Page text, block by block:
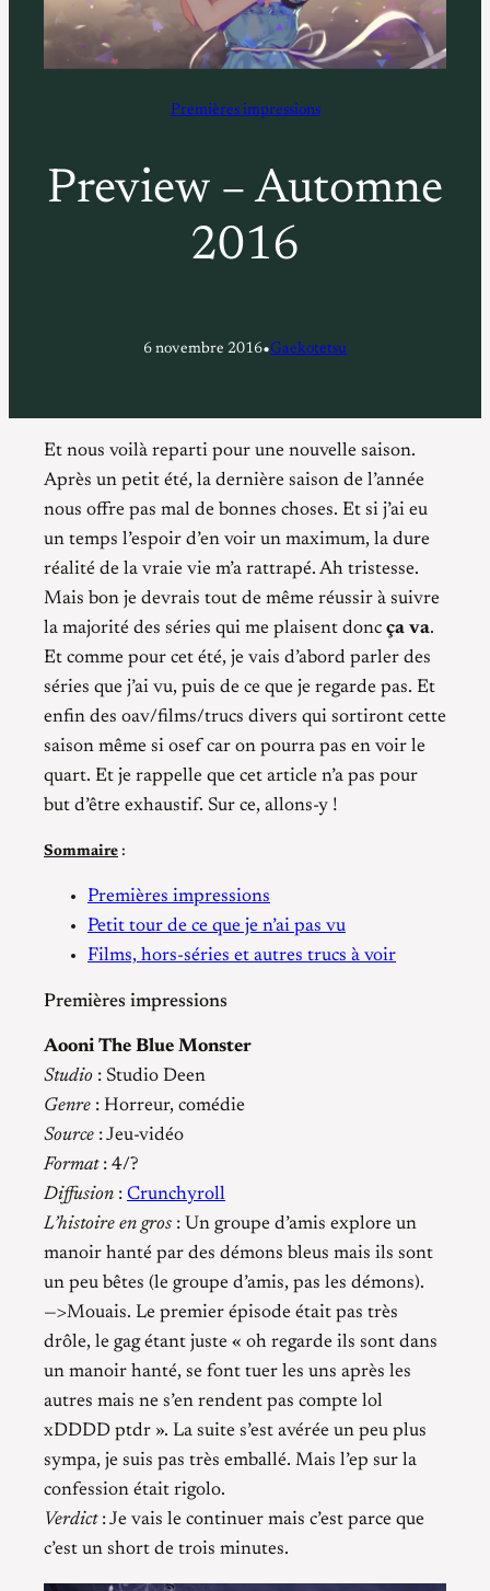
Premières impressions
Preview – Automne
2016
6 novembre 2016•Gaekotetsu
Et nous voilà reparti pour une nouvelle saison.
Après un petit été, la dernière saison de l’année
nous offre pas mal de bonnes choses. Et si j’ai eu
un temps l’espoir d’en voir un maximum, la dure
réalité de la vraie vie m’a rattrapé. Ah tristesse.
Mais bon je devrais tout de même réussir à suivre
la majorité des séries qui me plaisent donc ça va.
Et comme pour cet été, je vais d’abord parler des
séries que j’ai vu, puis de ce que je regarde pas. Et
enfin des oav/films/trucs divers qui sortiront cette
saison même si osef car on pourra pas en voir le
quart. Et je rappelle que cet article n’a pas pour
but d’être exhaustif. Sur ce, allons-y !
Sommaire :
Premières impressions
Petit tour de ce que je n’ai pas vu
Films, hors-séries et autres trucs à voir
Premières impressions
Aooni The Blue Monster
Studio : Studio Deen
Genre : Horreur, comédie
Source : Jeu-vidéo
Format: 4/?
Diffusion : Crunchyroll
L’histoire en gros : Un groupe d’amis explore un
manoir hanté par des démons bleus mais ils sont
un peu bêtes (le groupe d’amis, pas les démons).
—>Mouais. Le premier épisode était pas très
drôle, le gag étant juste « oh regarde ils sont dans
un manoir hanté, se font tuer les uns après les
autres mais ne s’en rendent pas compte lol
xDDDD ptdr ». La suite s’est avérée un peu plus
sympa, je suis pas très emballé. Mais l’ep sur la
confession était rigolo.
Verdict: Je vais le continuer mais c’est parce que
c’est un short de trois minutes.